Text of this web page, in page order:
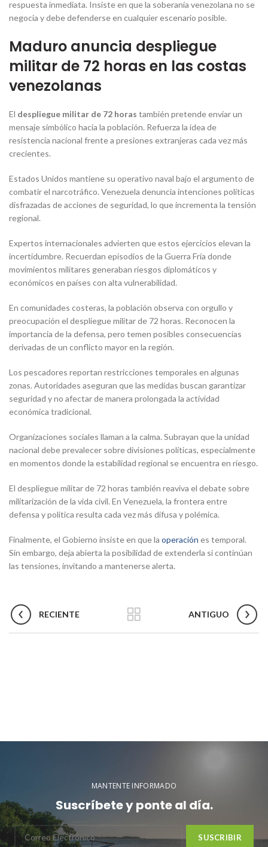
respuesta inmediata. Insiste en que la soberanía venezolana no se
negocia y debe defenderse en cualquier escenario posible.
Maduro anuncia despliegue
militar de 72 horas en las costas
venezolanas
El despliegue militar de 72 horas también pretende enviar un
mensaje simbólico hacia la población. Refuerza la idea de
resistencia nacional frente a presiones extranjeras cada vez más
crecientes.
Estados Unidos mantiene su operativo naval bajo el argumento de
combatir el narcotráfico. Venezuela denuncia intenciones políticas
disfrazadas de acciones de seguridad, lo que incrementa la tensión
regional.
Expertos internacionales advierten que estos ejercicios elevan la
incertidumbre. Recuerdan episodios de la Guerra Fría donde
movimientos militares generaban riesgos diplomáticos y
económicos en países con alta vulnerabilidad.
En comunidades costeras, la población observa con orgullo y
preocupación el despliegue militar de 72 horas. Reconocen la
importancia de la defensa, pero temen posibles consecuencias
derivadas de un conflicto mayor en la región.
Los pescadores reportan restricciones temporales en algunas
zonas. Autoridades aseguran que las medidas buscan garantizar
seguridad y no afectar de manera prolongada la actividad
económica tradicional.
Organizaciones sociales llaman a la calma. Subrayan que la unidad
nacional debe prevalecer sobre divisiones políticas, especialmente
en momentos donde la estabilidad regional se encuentra en riesgo.
El despliegue militar de 72 horas también reaviva el debate sobre
militarización de la vida civil. En Venezuela, la frontera entre
defensa y política resulta cada vez más difusa y polémica.
Finalmente, el Gobierno insiste en que la operación es temporal.
Sin embargo, deja abierta la posibilidad de extenderla si continúan
las tensiones, invitando a mantenerse alerta.
RECIENTE ANTIGUO
MANTENTE INFORMADO
Suscríbete y ponte al día.